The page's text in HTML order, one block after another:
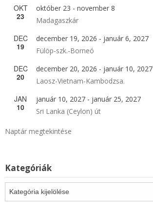
OKT
23
október 23 - november 8
Madagaszkár
DEC
19
december 19, 2026 - január 6, 2027
Fülöp-szk.-Borneó
DEC
20
december 20, 2026 - január 10, 2027
Laosz-Vietnam-Kambodzsa.
JAN
10
január 10, 2027 - január 25, 2027
Sri Lanka (Ceylon) út
Naptár megtekintése
Kategóriák
Kategóriák